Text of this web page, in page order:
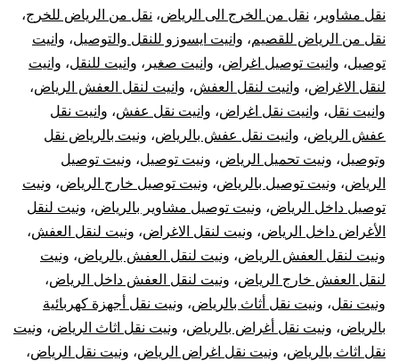
نقل مشاوير ، نقل من الخرج الى الرياض، نقل من الرياض للخرج،
نقل من الرياض للقصيم، وانيت ايسوزو للنقل والتوصيل، وانيت
توصيل، وانيت توصيل اغراض، وانيت صغير ، وانيت للنقل، وانيت
لنقل الاغراض، وانيت لنقل العفش، وانيت لنقل العفش الرياض،
وانيت نقل، وانيت نقل اغراض، وانيت نقل عفش، وانيت نقل
عفش الرياض، وانيت نقل عفش بالرياض، ونيت بالرياض نقل
وتوصيل، ونيت تحميل الرياض، ونيت توصيل، ونيت توصيل
الرياض، ونيت توصيل بالرياض، ونيت توصيل خارج الرياض، ونيت
توصيل داخل الرياض، ونيت توصيل مشاوير بالرياض، ونيت لنقل
الأغراض داخل الرياض، ونيت لنقل الاغراض، ونيت لنقل العفش،
ونيت لنقل العفش الرياض، ونيت لنقل العفش بالرياض، ونيت
لنقل العفش خارج الرياض، ونيت لنقل العفش داخل الرياض،
ونيت نقل، ونيت نقل أثاث بالرياض، ونيت نقل أجهزة كهربائية
بالرياض، ونيت نقل أغراض بالرياض، ونيت نقل اثاث الرياض، ونيت
نقل اثاث بالرياض، ونيت نقل اغراض الرياض، ونيت نقل الرياض،